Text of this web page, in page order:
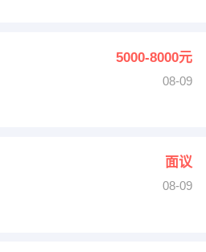
5000-8000元
08-09
面议
08-09